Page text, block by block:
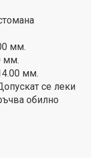
мм.
мм.
мм.
се леки
обилно